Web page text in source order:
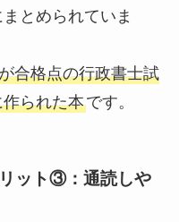
とめられていま
合格点の行政書士試
られた本です。
ット③：通読しや